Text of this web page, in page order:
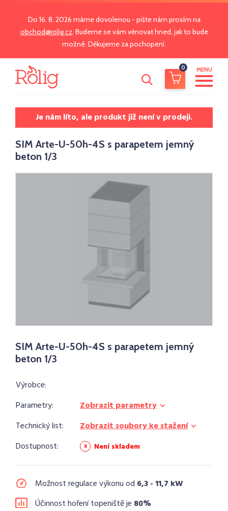
Do 16. 8. 2026 máme dovolenou - pište nám prosím na
obchod@rolig.cz. Budeme se vám věnovat hned, jak to bude
možné. Děkujeme za pochopení.
0 MENU
Je nám líto, ale produkt již není v prodeji.
SIM Arte-U-50h-4S s parapetem jemný
beton 1/3
SIM Arte-U-50h-4S s parapetem jemný
beton 1/3
Výrobce:
Parametry:
Zobrazit parametry
Technický list:
Zobrazit soubory ke stažení
Dostupnost:
Není skladem
Možnost regulace výkonu od 6,3 - 11,7 kW
Účinnost hoření topeniště je 80%